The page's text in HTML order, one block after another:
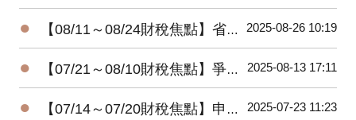
● 【08/11～08/24財稅焦點】省稅大放送!! 明年三種家庭型態免繳稅 2025-08-26 10:19
● 【07/21～08/10財稅焦點】爭錢爭權 三重地產王死後多年未入葬 2025-08-13 17:11
● 【07/14～07/20財稅焦點】申報遺產稅，別忘了股東往來 2025-07-23 11:23